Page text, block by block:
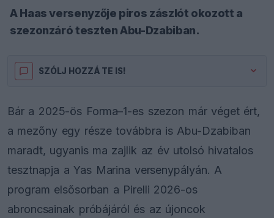
A Haas versenyzője piros zászlót okozott a
szezonzáró teszten Abu-Dzabiban.
SZÓLJ HOZZÁ TE IS!
Bár a 2025-ös Forma–1-es szezon már véget ért,
a mezőny egy része továbbra is Abu-Dzabiban
maradt, ugyanis ma zajlik az év utolsó hivatalos
tesztnapja a Yas Marina versenypályán. A
program elsősorban a Pirelli 2026-os
abroncsainak próbájáról és az újoncok